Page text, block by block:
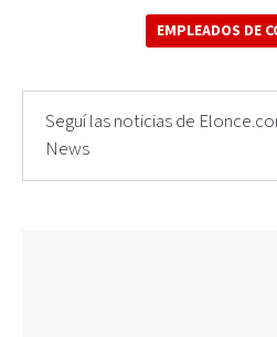
EMPLEADOS DE
Seguí las noticias de
News